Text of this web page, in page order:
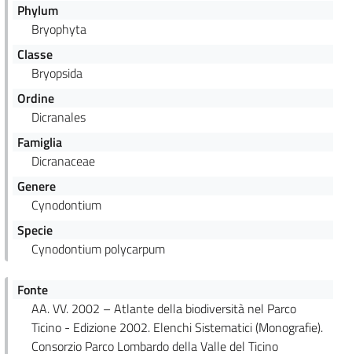
Phylum
Bryophyta
Classe
Bryopsida
Ordine
Dicranales
Famiglia
Dicranaceae
Genere
Cynodontium
Specie
Cynodontium polycarpum
Fonte
AA. VV. 2002 – Atlante della biodiversità nel Parco
Ticino - Edizione 2002. Elenchi Sistematici (Monografie).
Consorzio Parco Lombardo della Valle del Ticino